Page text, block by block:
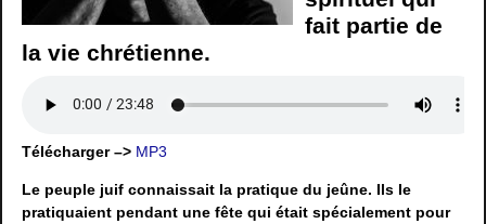
fait partie de
la vie chrétienne.
Télécharger –> MP3
Le peuple juif connaissait la pratique du jeûne. Ils le
pratiquaient pendant une fête qui était spécialement pour